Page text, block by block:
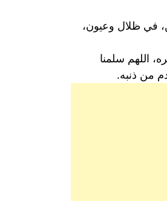
في ظلال وعيون،
اللهم سلمنا
من ذنبه.